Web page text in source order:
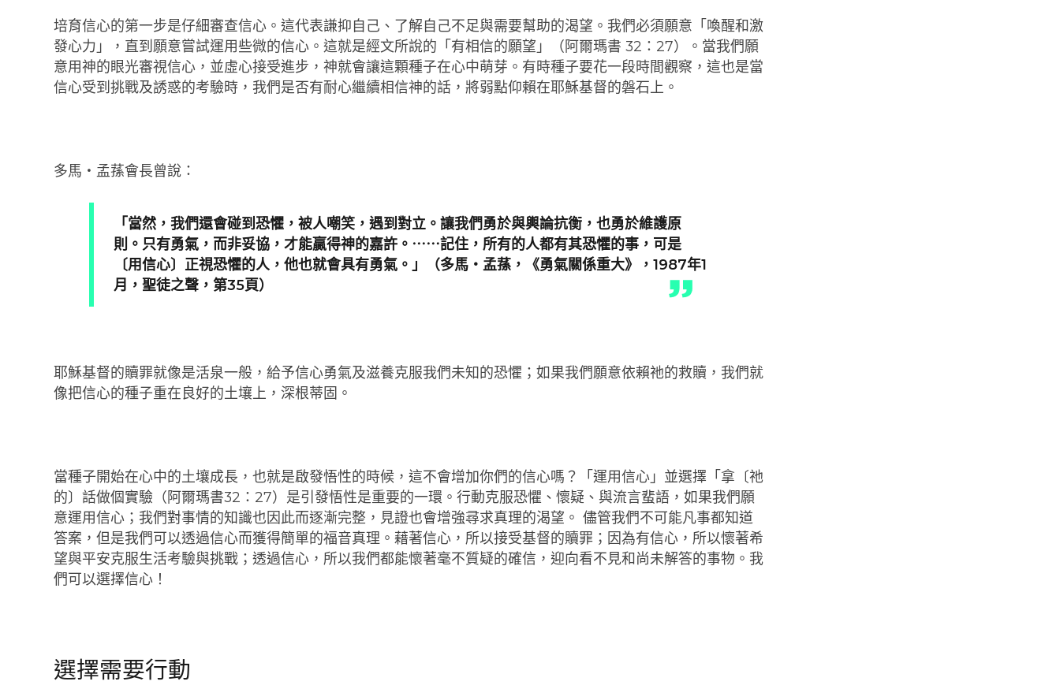
培育信心的第一步是仔細審查信心。這代表謙抑自己、了解自己不足與需要幫助的渴望。我們必須願意「喚醒和激
發心力」，直到願意嘗試運用些微的信心。這就是經文所說的「有相信的願望」（阿爾瑪書 32：27）。當我們願
意用神的眼光審視信心，並虛心接受進步，神就會讓這顆種子在心中萌芽。有時種子要花一段時間觀察，這也是當
信心受到挑戰及誘惑的考驗時，我們是否有耐心繼續相信神的話，將弱點仰賴在耶穌基督的磐石上。
多馬・孟蓀會長曾說：
「當然，我們還會碰到恐懼，被人嘲笑，遇到對立。讓我們勇於與輿論抗衡，也勇於維護原
則。只有勇氣，而非妥協，才能贏得神的嘉許。⋯⋯記住，所有的人都有其恐懼的事，可是
〔用信心〕正視恐懼的人，他也就會具有勇氣。」（多馬・孟蓀，《勇氣關係重大》，1987年1
月，聖徒之聲，第35頁）
耶穌基督的贖罪就像是活泉一般，給予信心勇氣及滋養克服我們未知的恐懼；如果我們願意依賴祂的救贖，我們就
像把信心的種子重在良好的土壤上，深根蒂固。
當種子開始在心中的土壤成長，也就是啟發悟性的時候，這不會增加你們的信心嗎？「運用信心」並選擇「拿〔祂
的〕話做個實驗（阿爾瑪書32：27）是引發悟性是重要的一環。行動克服恐懼、懷疑、與流言蜚語，如果我們願
意運用信心；我們對事情的知識也因此而逐漸完整，見證也會增強尋求真理的渴望。 儘管我們不可能凡事都知道
答案，但是我們可以透過信心而獲得簡單的福音真理。藉著信心，所以接受基督的贖罪；因為有信心，所以懷著希
望與平安克服生活考驗與挑戰；透過信心，所以我們都能懷著毫不質疑的確信，迎向看不見和尚未解答的事物。我
們可以選擇信心！
選擇需要行動